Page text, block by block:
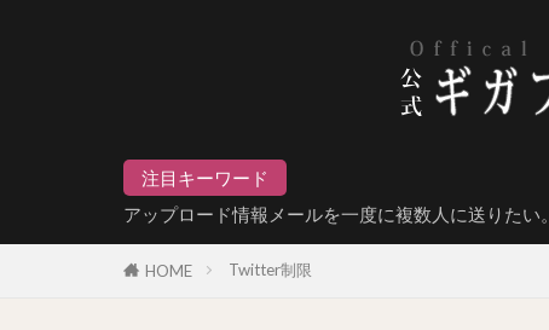
注目キーワード
アップロード情報メールを一度に複数人に送りたい。
HOME Twitter制限